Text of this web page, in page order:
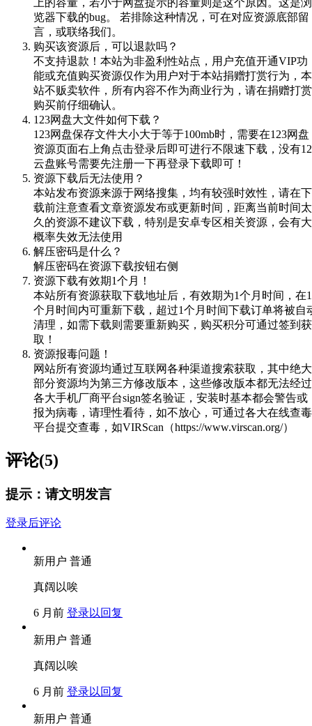
览器下载的bug。 若排除这种情况，可在对应资源底部留
言，或联络我们。
购买该资源后，可以退款吗？
不支持退款！本站为非盈利性站点，用户充值开通VIP功
能或充值购买资源仅作为用户对于本站捐赠打赏行为，本
站不贩卖软件，所有内容不作为商业行为，请在捐赠打赏
购买前仔细确认。
123网盘大文件如何下载？
123网盘保存文件大小大于等于100mb时，需要在123网盘
资源页面右上角点击登录后即可进行不限速下载，没有
云盘账号需要先注册一下再登录下载即可！
资源下载后无法使用？
本站发布资源来源于网络搜集，均有较强时效性，请在下
载前注意查看文章资源发布或更新时间，距离当前时间太
久的资源不建议下载，特别是安卓专区相关资源，会有大
概率失效无法使用
解压密码是什么？
解压密码在资源下载按钮右侧
资源下载有效期1个月！
本站所有资源获取下载地址后，有效期为1个月时间，在1
个月时间内可重新下载，超过1个月时间下载订单将被自
清理，如需下载则需要重新购买，购买积分可通过签到获
取！
资源报毒问题！
网站所有资源均通过互联网各种渠道搜索获取，其中绝大
部分资源均为第三方修改版本，这些修改版本都无法经过
各大手机厂商平台sign签名验证，安装时基本都会警告或
报为病毒，请理性看待，如不放心，可通过各大在线查毒
平台提交查毒，如VIRScan（https://www.virscan.org/）
评论(5)
提示：请文明发言
登录后评论
新用户 普通
真阔以唉
6 月前 登录以回复
新用户 普通
真阔以唉
6 月前 登录以回复
新用户 普通